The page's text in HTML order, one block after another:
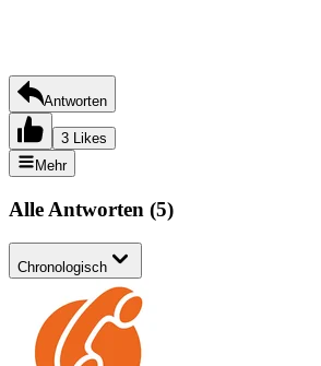
Antworten
3 Likes
Mehr
Alle Antworten (5)
Chronologisch